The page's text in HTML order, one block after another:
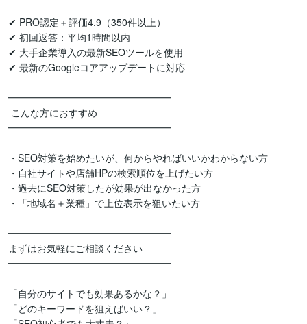
✔ PRO認定＋評価4.9（350件以上）
✔ 初回返答：平均1時間以内
✔ 大手企業導入の最新SEOツールを使用
✔ 最新のGoogleコアアップデートに対応
━━━━━━━━━━━━━━━━━
━━━━━━━━━━━━━━━━━
・SEO対策を始めたいが、何からやればいいかわからない方
・自社サイトや店舗HPの検索順位を上げたい方
・過去にSEO対策したが効果が出なかった方
・「地域名＋業種」で上位表示を狙いたい方
━━━━━━━━━━━━━━━━━
まずはお気軽にご相談ください
━━━━━━━━━━━━━━━━━
「自分のサイトでも効果あるかな？」
「どのキーワードを狙えばいい？」